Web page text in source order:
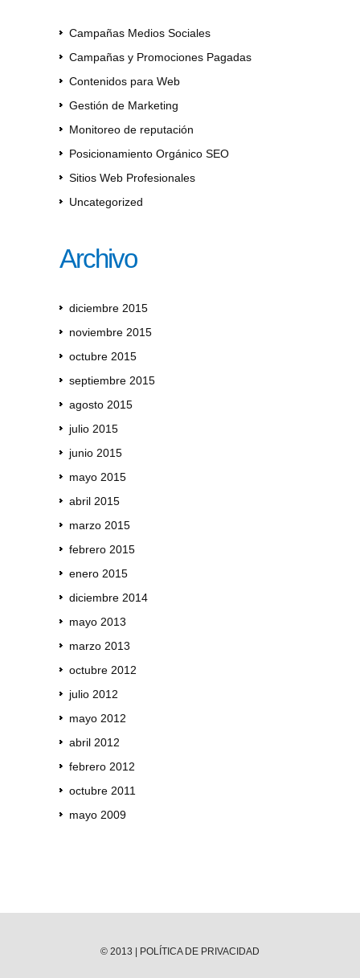
Campañas Medios Sociales
Campañas y Promociones Pagadas
Contenidos para Web
Gestión de Marketing
Monitoreo de reputación
Posicionamiento Orgánico SEO
Sitios Web Profesionales
Uncategorized
Archivo
diciembre 2015
noviembre 2015
octubre 2015
septiembre 2015
agosto 2015
julio 2015
junio 2015
mayo 2015
abril 2015
marzo 2015
febrero 2015
enero 2015
diciembre 2014
mayo 2013
marzo 2013
octubre 2012
julio 2012
mayo 2012
abril 2012
febrero 2012
octubre 2011
mayo 2009
© 2013 | POLÍTICA DE PRIVACIDAD